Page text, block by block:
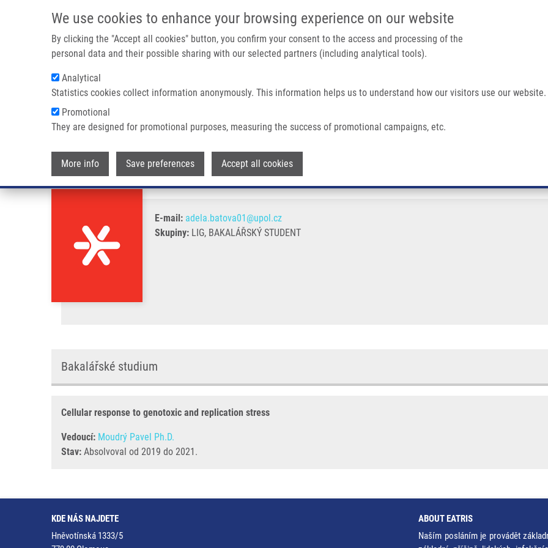
We use cookies to enhance your browsing experience on our website
By clicking the "Accept all cookies" button, you confirm your consent to the access and processing of the
personal data and their possible sharing with our selected partners (including analytical tools).
Analytical
Statistics cookies collect information anonymously. This information helps us to understand how our visitors use our website.
Promotional
They are designed for promotional purposes, measuring the success of promotional campaigns, etc.
More info Save preferences Accept all cookies
IMTM PORTÁL
Main navigation
Drobečková navigace
Domů Baťová Adéla
Baťová Adéla
E-mail: adela.batova01@upol.cz
Skupiny: LIG, BAKALÁŘSKÝ STUDENT
Bakalářské studium
Cellular response to genotoxic and replication stress
Vedoucí: Moudrý Pavel Ph.D.
Stav: Absolvoval od 2019 do 2021.
KDE NÁS NAJDETE
Hněvotínská 1333/5
ABOUT EATRIS
Naším posláním je provádět